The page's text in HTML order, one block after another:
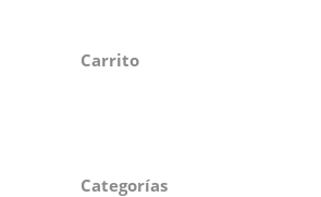
Carrito
Categorías